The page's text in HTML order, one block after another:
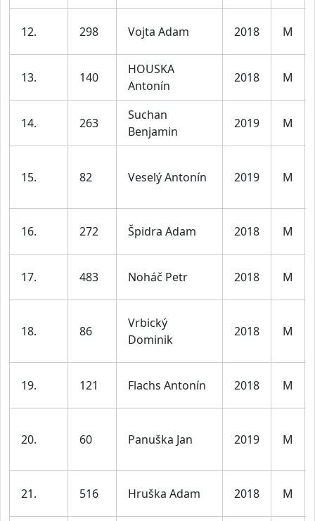
12. 298 Vojta Adam 2018 M
13. 140
HOUSKA
Antonín
2018 M
14. 263
Suchan
Benjamin
2019 M
15. 82 Veselý Antonín 2019 M
16. 272 Špidra Adam 2018 M
17. 483 Noháč Petr 2018 M
18. 86
Vrbický
Dominik
2018 M
19. 121 Flachs Antonín 2018 M
20. 60 Panuška Jan 2019 M
21. 516 Hruška Adam 2018 M